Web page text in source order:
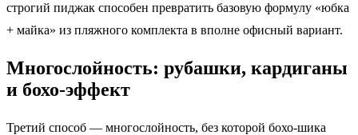
строгий пиджак способен превратить базовую формулу «юбка
+ майка» из пляжного комплекта в вполне офисный вариант.
Многослойность: рубашки, кардиганы
и бохо-эффект
Третий способ — многослойность, без которой бохо-шика